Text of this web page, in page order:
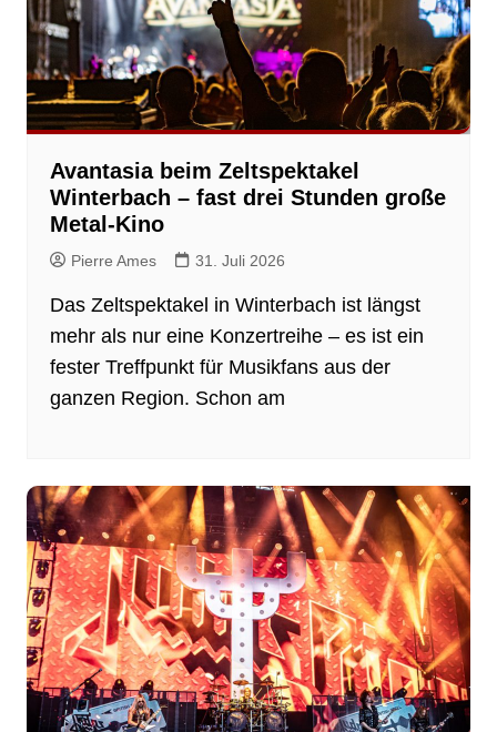
Avantasia beim Zeltspektakel
Winterbach – fast drei Stunden große
Metal-Kino
Pierre Ames 31. Juli 2026
Das Zeltspektakel in Winterbach ist längst
mehr als nur eine Konzertreihe – es ist ein
fester Treffpunkt für Musikfans aus der
ganzen Region. Schon am